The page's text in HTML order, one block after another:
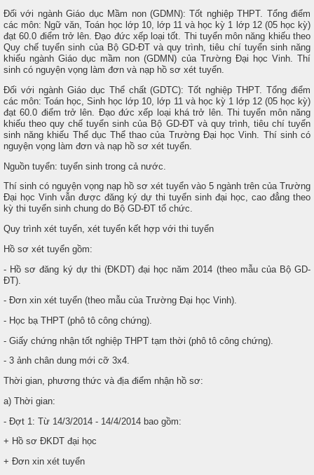
Đối với ngành Giáo dục Mầm non (GDMN): Tốt nghiệp THPT. Tổng điểm
các môn: Ngữ văn, Toán học lớp 10, lớp 11 và học kỳ 1 lớp 12 (05 học kỳ)
đạt 60.0 điểm trở lên. Đạo đức xếp loại tốt. Thi tuyển môn năng khiếu theo
Quy chế tuyển sinh của Bộ GD-ĐT và quy trình, tiêu chí tuyển sinh năng
khiếu ngành Giáo dục mầm non (GDMN) của Trường Đại học Vinh. Thí
sinh có nguyện vọng làm đơn và nạp hồ sơ xét tuyển.
Đối với ngành Giáo dục Thể chất (GDTC): Tốt nghiệp THPT. Tổng điểm
các môn: Toán học, Sinh học lớp 10, lớp 11 và học kỳ 1 lớp 12 (05 học kỳ)
đạt 60.0 điểm trở lên. Đạo đức xếp loại khá trở lên. Thi tuyển môn năng
khiếu theo quy chế tuyển sinh của Bộ GD-ĐT và quy trình, tiêu chí tuyển
sinh năng khiếu Thể dục Thể thao của Trường Đại học Vinh. Thí sinh có
nguyện vọng làm đơn và nạp hồ sơ xét tuyển.
Nguồn tuyển: tuyển sinh trong cả nước.
Thí sinh có nguyện vọng nạp hồ sơ xét tuyển vào 5 ngành trên của Trường
Đại học Vinh vẫn được đăng ký dự thi tuyển sinh đại học, cao đẳng theo
kỳ thi tuyển sinh chung do Bộ GD-ĐT tổ chức.
Quy trình xét tuyển, xét tuyển kết hợp với thi tuyển
Hồ sơ xét tuyển gồm:
- Hồ sơ đăng ký dự thi (ĐKDT) đại học năm 2014 (theo mẫu của Bộ GD-
ĐT).
- Đơn xin xét tuyển (theo mẫu của Trường Đại học Vinh).
- Học bạ THPT (phô tô công chứng).
- Giấy chứng nhận tốt nghiệp THPT tạm thời (phô tô công chứng).
- 3 ảnh chân dung mới cỡ 3x4.
Thời gian, phương thức và địa điểm nhận hồ sơ:
a) Thời gian:
- Đợt 1: Từ 14/3/2014 - 14/4/2014 bao gồm:
+ Hồ sơ ĐKDT đại học
+ Đơn xin xét tuyển